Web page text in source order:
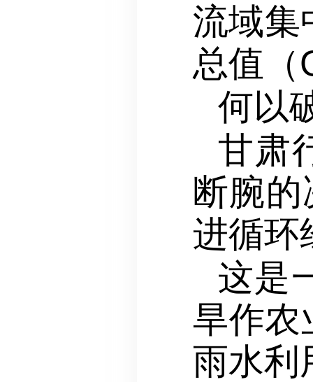
流域集
总值（
何以
甘肃
断腕的
进循环
这是
旱作农
雨水